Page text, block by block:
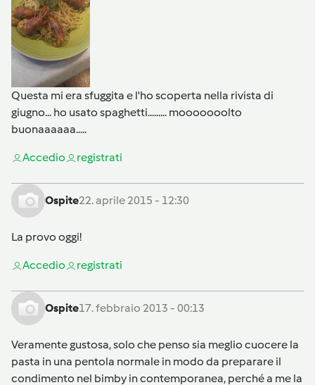
Questa mi era sfuggita e l'ho scoperta nella rivista di
giugno... ho usato spaghetti......... mooooooolto
buonaaaaaa.....
Accedio registrati
Ospite22. aprile 2015 - 12:30
La provo oggi!
Accedio registrati
Ospite17. febbraio 2013 - 00:13
Veramente gustosa, solo che penso sia meglio cuocere la
pasta in una pentola normale in modo da preparare il
condimento nel bimby in contemporanea, perché a me la